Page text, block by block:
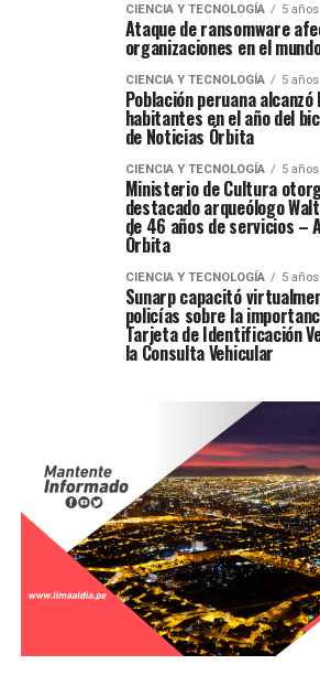
CIENCIA Y TECNOLOGÍA 5
Ataque de ransomware
organizaciones en el
CIENCIA Y TECNOLOGÍA 5
Población peruana
habitantes en el año del
de Noticias Órbita
CIENCIA Y TECNOLOGÍA 5
Ministerio de Cultura
destacado arqueólogo
de 46 años de servicios –
Órbita
CIENCIA Y TECNOLOGÍA 5
Sunarp capacitó
policías sobre la
Tarjeta de Identificación
la Consulta Vehicular